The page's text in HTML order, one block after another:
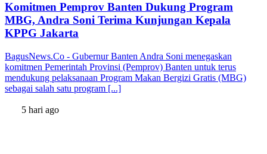
Komitmen Pemprov Banten Dukung Program
MBG, Andra Soni Terima Kunjungan Kepala
KPPG Jakarta
BagusNews.Co - Gubernur Banten Andra Soni menegaskan
komitmen Pemerintah Provinsi (Pemprov) Banten untuk terus
mendukung pelaksanaan Program Makan Bergizi Gratis (MBG)
sebagai salah satu program [...]
5 hari ago